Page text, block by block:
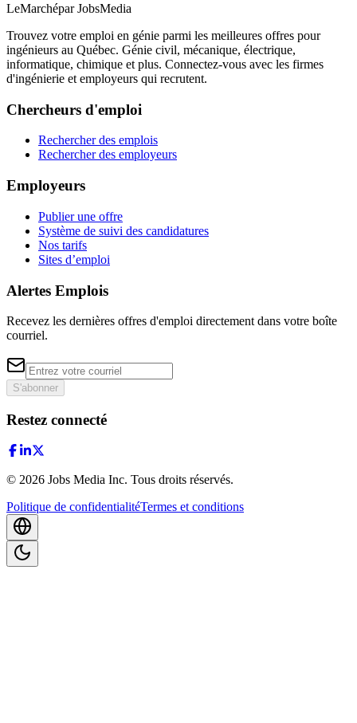
LeMarchépar JobsMedia
Trouvez votre emploi en génie parmi les meilleures offres pour
ingénieurs au Québec. Génie civil, mécanique, électrique,
informatique, chimique et plus. Connectez-vous avec les firmes
d'ingénierie et employeurs qui recrutent.
Chercheurs d'emploi
Rechercher des emplois
Rechercher des employeurs
Employeurs
Publier une offre
Système de suivi des candidatures
Nos tarifs
Sites d’emploi
Alertes Emplois
Recevez les dernières offres d'emploi directement dans votre boîte
courriel.
S'abonner
Restez connecté
© 2026 Jobs Media Inc. Tous droits réservés.
Politique de confidentialitéTermes et conditions